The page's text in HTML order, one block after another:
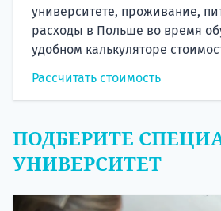
университете, проживание,
расходы в Польше во время
удобном калькуляторе
Рассчитать стоимость
ПОДБЕРИТЕ
УНИВЕРСИТЕТ